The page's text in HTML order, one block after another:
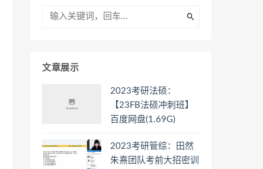
文章展示
2023考研法硕：
【23FB法硕冲刺班】
百度网盘(1.69G)
2023考研管综：田然
朱熹团队考前大招密训